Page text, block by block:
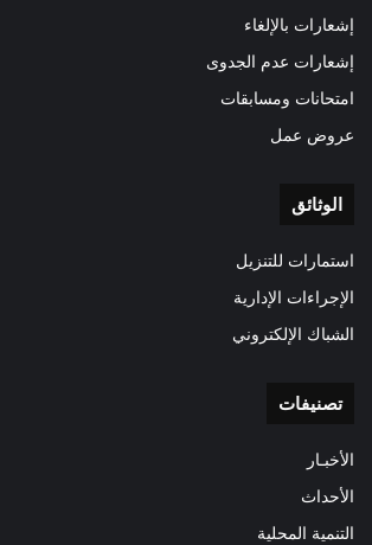
إشعارات بالإلغاء
إشعارات عدم الجدوى
امتحانات ومسابقات
عروض عمل
الوثائق
استمارات للتنزيل
الإجراءات الإدارية
الشباك الإلكتروني
تصنيفات
الأخبـار
الأحداث
التنمية المحلية